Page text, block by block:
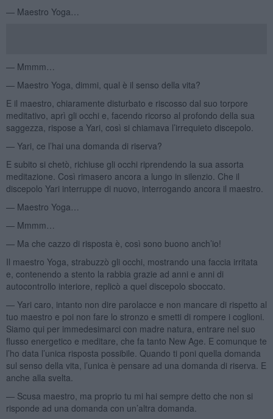
— Maestro Yoga…
— Mmmm…
— Maestro Yoga, dimmi, qual è il senso della vita?
E il maestro, chiaramente disturbato e riscosso dal suo torpore
meditativo, aprì gli occhi e, facendo ricorso al profondo della sua
saggezza, rispose a Yari, così si chiamava l’irrequieto discepolo.
— Yari, ce l’hai una domanda di riserva?
E subito si chetò, richiuse gli occhi riprendendo la sua assorta
meditazione. Così rimasero ancora a lungo in silenzio. Che il
discepolo Yari interruppe di nuovo, interrogando ancora il maestro.
— Maestro Yoga…
— Mmmm…
— Ma che cazzo di risposta è, così sono buono anch’io!
Il maestro Yoga, strabuzzò gli occhi, mostrando una faccia irritata
e, contenendo a stento la rabbia grazie ad anni e anni di
autocontrollo interiore, replicò a quel discepolo sboccato.
— Yari caro, intanto non dire parolacce e non mancare di rispetto al
tuo maestro e poi non fare lo stronzo e smetti di rompere i coglioni.
Siamo qui per immedesimarci con madre natura, entrare nel suo
flusso energetico e meditare, che fa tanto New Age. E comunque te
l’ho data l’unica risposta possibile. Quando ti poni quella domanda
sul senso della vita, l’unica è pensare ad una domanda di riserva. E
anche alla svelta.
— Scusa maestro, ma proprio tu mi hai sempre detto che non si
risponde ad una domanda con un’altra domanda.